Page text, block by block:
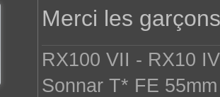
a
Merci les
RX100 VII - RX10
Sonnar T* FE